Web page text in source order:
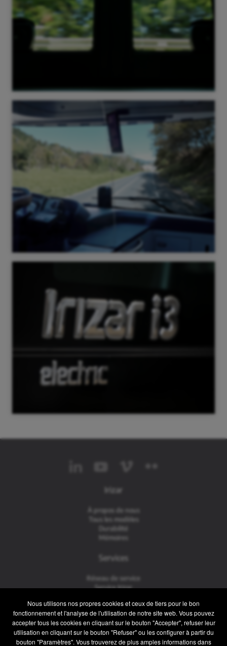
Nous utilisons nos propres cookies et ceux de tiers pour le bon
fonctionnement et l'analyse de l'utilisation de notre site web. Vous pouvez
accepter tous les cookies en cliquant sur le bouton "Accepter", refuser leur
utilisation en cliquant sur le bouton "Refuser" ou les configurer à partir du
bouton "Paramètres". Vous trouverez de plus amples informations dans
Irizar
À propos de nous
Tous les modèles
Durabilité
Mémoires
Services
Réseau de service
Service Irizar
Usés
Contact